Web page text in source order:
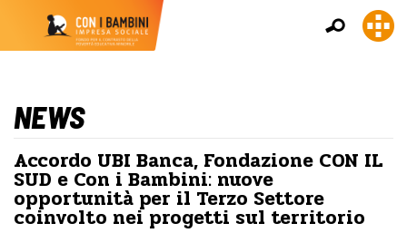
NEWS
Accordo UBI Banca, Fondazione CON IL
SUD e Con i Bambini: nuove
opportunità per il Terzo Settore
coinvolto nei progetti sul territorio